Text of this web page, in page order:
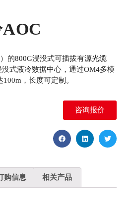
的800G浸没式可插拔有源光缆
式液冷数据中心，通过OM4多模
，长度可定制。
咨询报价
购信息 相关产品